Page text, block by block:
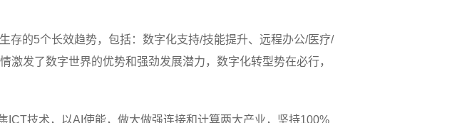
存的5个长效趋势，包括：数字化支持/技能提升、远程办公/医疗/
发了数字世界的优势和强劲发展潜力，数字化转型势在必行，
技术，以AI使能，做大做强连接和计算两大产业，坚持100%